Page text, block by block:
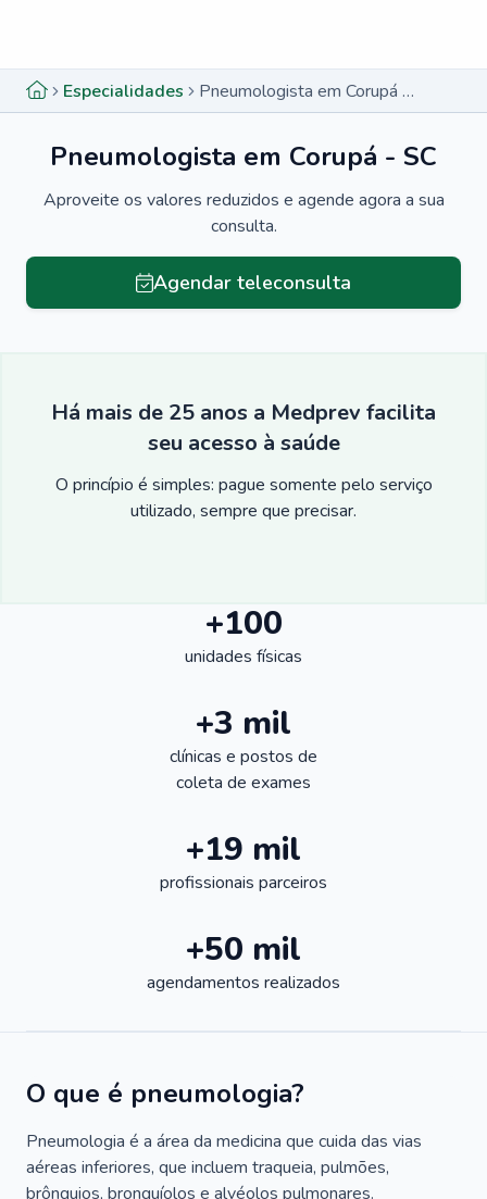
Especialidades Pneumologista em Corupá - SC
Pneumologista em Corupá - SC
Aproveite os valores reduzidos e agende agora a sua
consulta.
Agendar teleconsulta
Há mais de 25 anos a Medprev facilita
seu acesso à saúde
O princípio é simples: pague somente pelo serviço
utilizado, sempre que precisar.
+100
unidades físicas
+3 mil
clínicas e postos de
coleta de exames
+19 mil
profissionais parceiros
+50 mil
agendamentos realizados
O que é pneumologia?
Pneumologia é a área da medicina que cuida das vias
aéreas inferiores, que incluem traqueia, pulmões,
brônquios, bronquíolos e alvéolos pulmonares.